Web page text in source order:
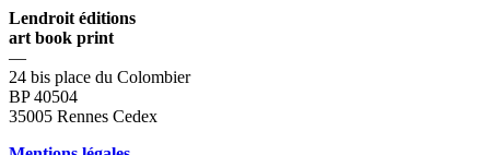
Lendroit éditions
art book print
—
24 bis place du Colombier
BP 40504
35005 Rennes Cedex